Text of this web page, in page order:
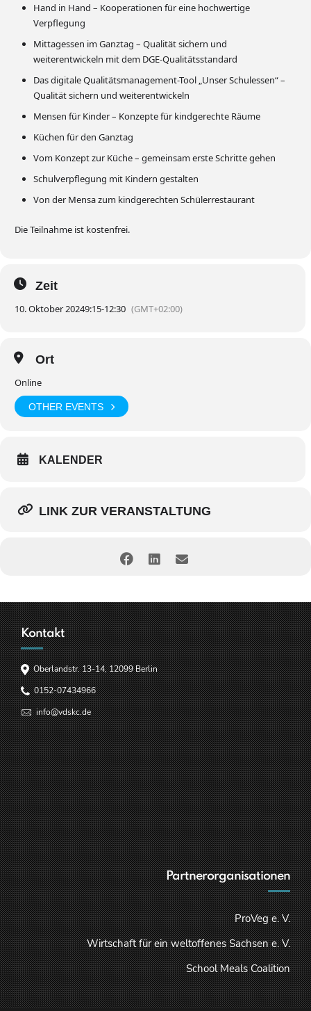
Hand in Hand – Kooperationen für eine hochwertige
Verpflegung
Mittagessen im Ganztag – Qualität sichern und
weiterentwickeln mit dem DGE-Qualitätsstandard
Das digitale Qualitätsmanagement-Tool „Unser Schulessen“ –
Qualität sichern und weiterentwickeln
Mensen für Kinder – Konzepte für kindgerechte Räume
Küchen für den Ganztag
Vom Konzept zur Küche – gemeinsam erste Schritte gehen
Schulverpflegung mit Kindern gestalten
Von der Mensa zum kindgerechten Schülerrestaurant
Die Teilnahme ist kostenfrei.
Zeit
10. Oktober 20249:15-12:30 (GMT+02:00)
Ort
Online
OTHER EVENTS
KALENDER
LINK ZUR VERANSTALTUNG
Kontakt
Oberlandstr. 13-14, 12099 Berlin
0152-07434966
info@vdskc.de
Partnerorganisationen
ProVeg e. V.
Wirtschaft für ein weltoffenes Sachsen e. V.
School Meals Coalition